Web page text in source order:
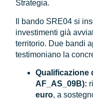
Strategia.
Il bando SRE04 si
investimenti già
territorio. Due bandi
testimoniano la
Qualificazione
AF_AS_09B):
euro, a